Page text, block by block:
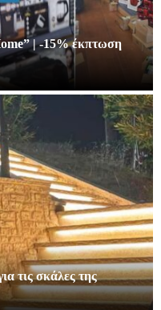
| -15% έκπτωση
τις σκάλες της